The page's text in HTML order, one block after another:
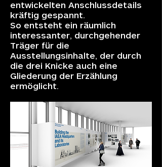
entwickelten Anschlussdetails
kräftig gespannt.
So entsteht ein räumlich
interessanter, durchgehender
Träger für die
Ausstellungsinhalte, der durch
die drei Knicke auch eine
Gliederung der Erzählung
ermöglicht.